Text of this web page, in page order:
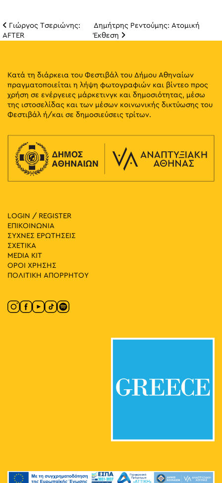
Πλοήγηση
Γιώργος Τσεριώνης:
AFTER
Δημήτρης Ρεντούμης: Ατομική
Έκθεση
Κατά τη διάρκεια του Φεστιβάλ του Δήμου Αθηναίων
πραγματοποιείται η λήψη φωτογραφιών και βίντεο προς
χρήση σε ενέργειες μάρκετινγκ και δημοσιότητας, μέσω
της ιστοσελίδας και των μέσων κοινωνικής δικτύωσης του
Φεστιβάλ ή/και σε δημοσιεύσεις τρίτων.
LOGIN / REGISTER
ΕΠΙΚΟΙΝΩΝΙΑ
ΣΥΧΝΕΣ ΕΡΩΤΗΣΕΙΣ
ΣΧΕΤΙΚΑ
MEDIA ΚIT
ΟΡΟΙ ΧΡΗΣΗΣ
ΠΟΛΙΤΙΚΗ ΑΠΟΡΡΗΤΟΥ